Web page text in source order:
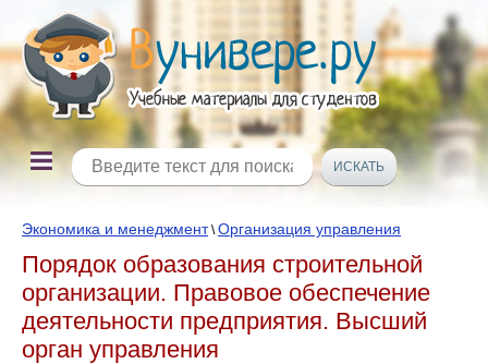
Экономика и менеджмент\Организация управления
Порядок образования строительной
организации. Правовое обеспечение
деятельности предприятия. Высший
орган управления